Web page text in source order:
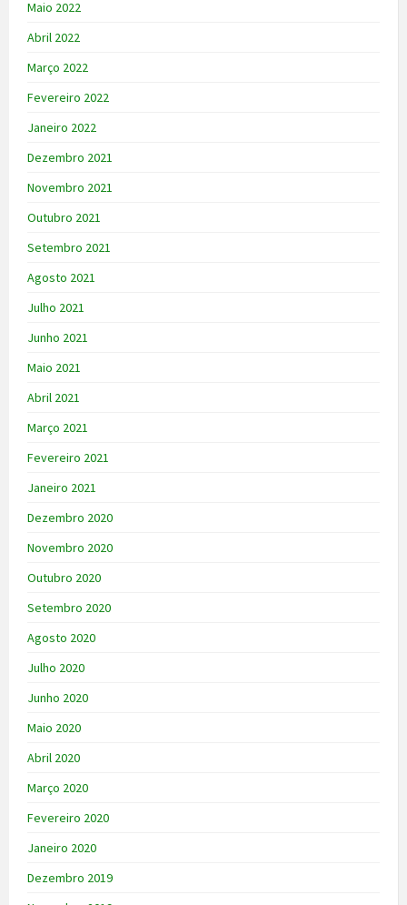
Maio 2022
Abril 2022
Março 2022
Fevereiro 2022
Janeiro 2022
Dezembro 2021
Novembro 2021
Outubro 2021
Setembro 2021
Agosto 2021
Julho 2021
Junho 2021
Maio 2021
Abril 2021
Março 2021
Fevereiro 2021
Janeiro 2021
Dezembro 2020
Novembro 2020
Outubro 2020
Setembro 2020
Agosto 2020
Julho 2020
Junho 2020
Maio 2020
Abril 2020
Março 2020
Fevereiro 2020
Janeiro 2020
Dezembro 2019